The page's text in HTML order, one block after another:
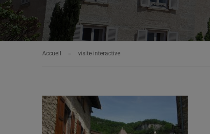
Accueil visite interactive